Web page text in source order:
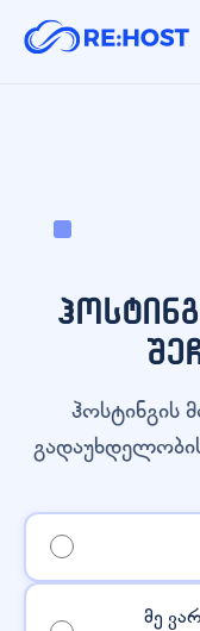
ჰოსტინგის
მე